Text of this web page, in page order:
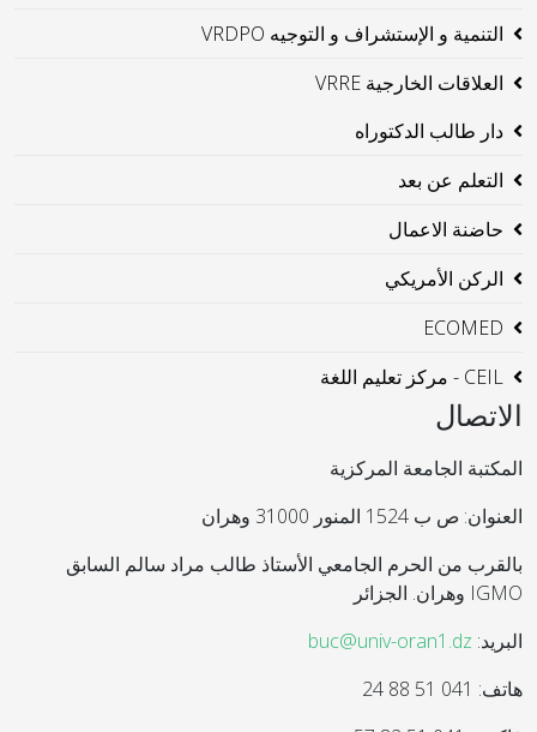
التنمية و الإستشراف و التوجيه VRDPO
العلاقات الخارجية VRRE
دار طالب الدكتوراه
التعلم عن بعد
حاضنة الاعمال
الركن الأمريكي
ECOMED
CEIL - مركز تعليم اللغة
الاتصال
المكتبة الجامعة المركزية
العنوان: ص ب 1524 المنور 31000 وهران
بالقرب من الحرم الجامعي الأستاذ طالب مراد سالم السابق
IGMO وهران. الجزائر
البريد: buc@univ-oran1.dz
هاتف: 041 51 88 24